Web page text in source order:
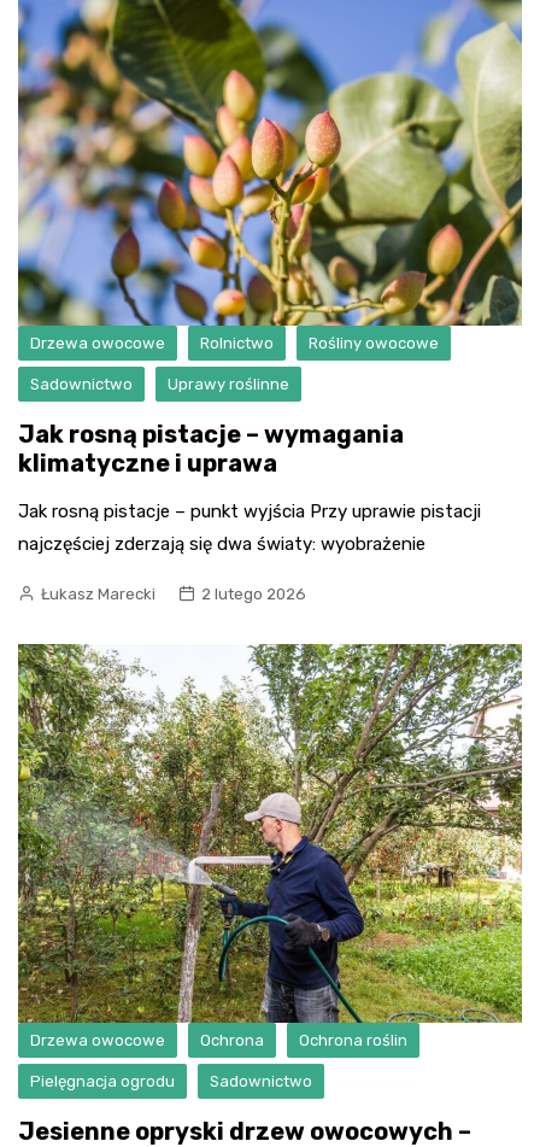
Drzewa owocowe Rolnictwo Rośliny owocowe
Sadownictwo Uprawy roślinne
Jak rosną pistacje – wymagania
klimatyczne i uprawa
Jak rosną pistacje – punkt wyjścia Przy uprawie pistacji
najczęściej zderzają się dwa światy: wyobrażenie
Łukasz Marecki 2 lutego 2026
Drzewa owocowe Ochrona Ochrona roślin
Pielęgnacja ogrodu Sadownictwo
Jesienne opryski drzew owocowych –